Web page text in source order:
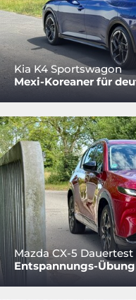
Kia K4 Sportswagon
Mexi-Koreaner für
Mazda CX-5 Dauertest
Entspannungs-Übung